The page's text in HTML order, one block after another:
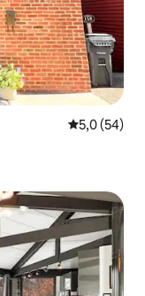
Xếp hạng
5,0 (54)